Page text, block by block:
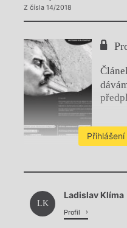
Z čísla 14/2018
Přihlášení
LK
Ladislav Klíma
Profil